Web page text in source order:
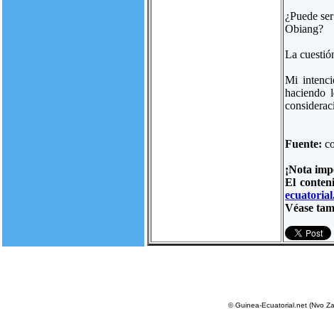
¿Puede
Obiang?
La
Mi
haciendo
Fuente:
¡Nota
El
Véase
© Guinea-Ecuatorial.net (Nvo